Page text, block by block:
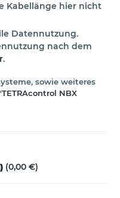
Kabellänge hier nicht
Datennutzung.
nach dem
.
sowie weiteres
TETRAcontrol NBX
(0,00 €)